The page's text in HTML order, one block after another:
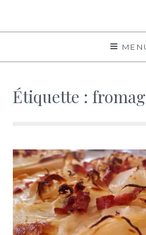
Étiquette :